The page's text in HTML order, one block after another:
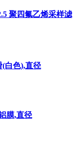
聚四氟乙烯采样滤
(白色),直径
膜,直径